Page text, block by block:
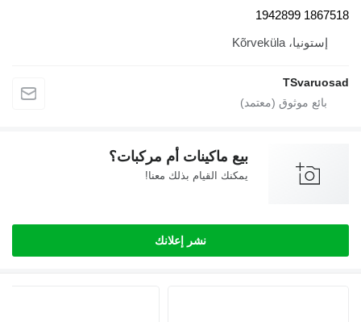
1867518 1942899
إستونيا، Kõrveküla
TSvaruosad
بيع ماكينات أم مركبات؟
يمكنك القيام بذلك معنا!
نشر إعلانك